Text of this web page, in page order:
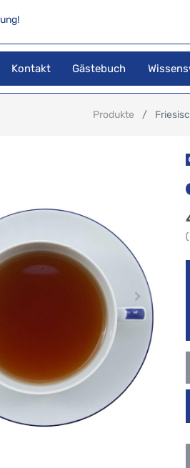
Kontakt Gästebuch
Produkte
(